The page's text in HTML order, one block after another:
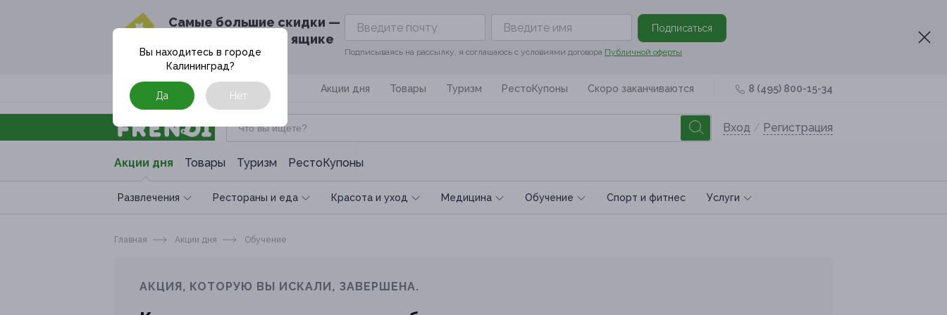
Cамые большие скидки —
в твоём почтовом ящике
Подписаться
Подписываясь на рассылку, я соглашаюсь с условиями договора Публичной оферты
Москва Акции дня Товары Туризм РестоКупоны Скоро заканчиваются 8 (495) 800-15-34
Вход / Регистрация
Акции дня Товары Туризм РестоКупоны
Развлечения Рестораны и еда Красота и уход Медицина Обучение Спoрт и фитнес Услуги
Вы находитесь в городе
Калининград?
Да Нет
Главная Акции дня Обучение
АКЦИЯ, КОТОРУЮ ВЫ ИСКАЛИ, ЗАВЕРШЕНА.